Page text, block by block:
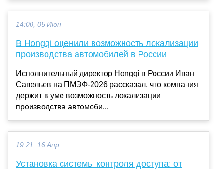
14:00, 05 Июн
В Hongqi оценили возможность локализации
производства автомобилей в России
Исполнительный директор Hongqi в России Иван
Савельев на ПМЭФ-2026 рассказал, что компания
держит в уме возможность локализации
производства автомоби...
19:21, 16 Апр
Установка системы контроля доступа: от